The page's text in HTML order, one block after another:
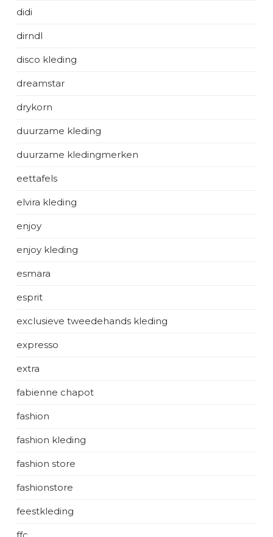
didi
dirndl
disco kleding
dreamstar
drykorn
duurzame kleding
duurzame kledingmerken
eettafels
elvira kleding
enjoy
enjoy kleding
esmara
esprit
exclusieve tweedehands kleding
expresso
extra
fabienne chapot
fashion
fashion kleding
fashion store
fashionstore
feestkleding